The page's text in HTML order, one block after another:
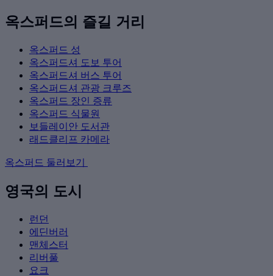
옥스퍼드의 즐길 거리
옥스퍼드 성
옥스퍼드셔 도보 투어
옥스퍼드셔 버스 투어
옥스퍼드셔 관광 크루즈
옥스퍼드 장인 증류
옥스퍼드 식물원
보들레이안 도서관
래드클리프 카메라
옥스퍼드 둘러보기
영국의 도시
런던
에딘버러
맨체스터
리버풀
요크